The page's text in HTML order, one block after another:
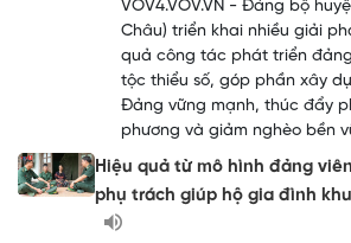
VOV4.VOV.VN - Đảng bộ
Châu) triển khai nhiều giải
quả công tác phát triển
tộc thiểu số, góp phần xây
Đảng vững mạnh, thúc đẩy
phương và giảm nghèo bền
Hiệu quả từ mô hình đảng
phụ trách giúp hộ gia đình